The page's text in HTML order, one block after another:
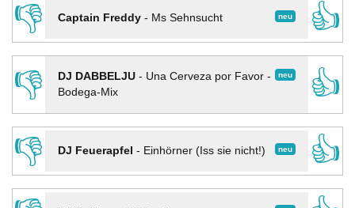
👎
neu
Captain Freddy- Ms Sehnsucht
👍
👎
neu
DJ DABBELJU- Una Cerveza por Favor -
Bodega-Mix
👍
👎
neu
DJ Feuerapfel - Einhörner (Iss sie nicht!)
👍